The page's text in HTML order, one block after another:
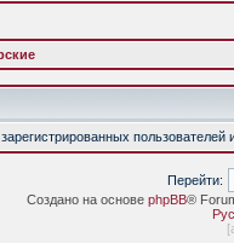
пользователей
Перейти:
Создано на основе phpBB®
[